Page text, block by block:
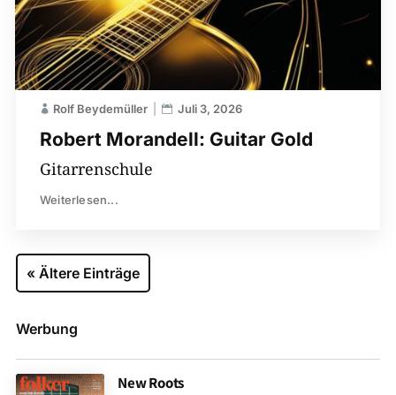
Robert Morandell: Guitar Gold
Rolf Beydemüller Juli 3, 2026
Gitarrenschule
Weiterlesen...
« Ältere Einträge
Werbung
New Roots